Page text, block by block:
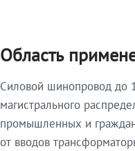
Область
Силовой шинопровод до
магистрального
промышленных и
от вводов